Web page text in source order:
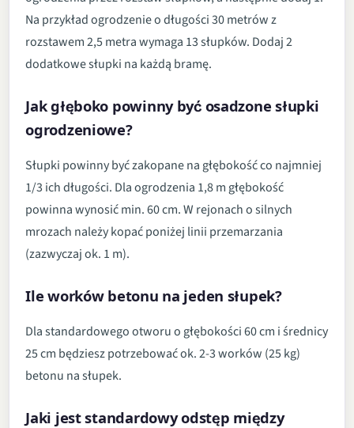
Na przykład ogrodzenie o długości 30 metrów z
rozstawem 2,5 metra wymaga 13 słupków. Dodaj 2
dodatkowe słupki na każdą bramę.
Jak głęboko powinny być osadzone słupki
ogrodzeniowe?
Słupki powinny być zakopane na głębokość co najmniej
1/3 ich długości. Dla ogrodzenia 1,8 m głębokość
powinna wynosić min. 60 cm. W rejonach o silnych
mrozach należy kopać poniżej linii przemarzania
(zazwyczaj ok. 1 m).
Ile worków betonu na jeden słupek?
Dla standardowego otworu o głębokości 60 cm i średnicy
25 cm będziesz potrzebować ok. 2-3 worków (25 kg)
betonu na słupek.
Jaki jest standardowy odstęp między